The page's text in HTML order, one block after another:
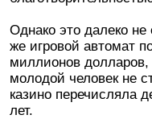
Однако это далеко
же игровой автомат
миллионов
молодой человек не
казино перечисляла
лет.